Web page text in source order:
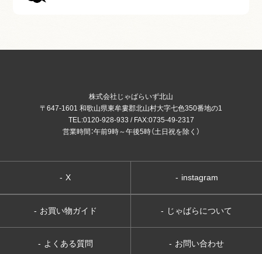
株式会社じゃばらいず北山
〒647-1601 和歌山県東牟婁郡北山村大字七色350番地の1
TEL:0120-928-933 / FAX:0735-49-2317
営業時間：午前9時～午後5時（土日祝を除く）
- instagram
- X
- じゃばらについて
- お買い物ガイド
- お問い合わせ
- よくある質問